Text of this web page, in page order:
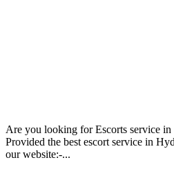
Are you looking for Escorts service
Provided the best escort service in
our website:-...